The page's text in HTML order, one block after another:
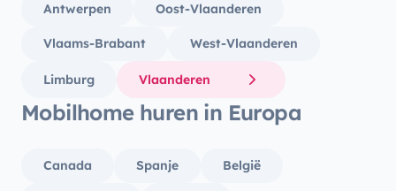
Antwerpen Oost-Vlaanderen
Vlaams-Brabant West-Vlaanderen
Limburg Vlaanderen
Mobilhome huren in Europa
Canada Spanje België